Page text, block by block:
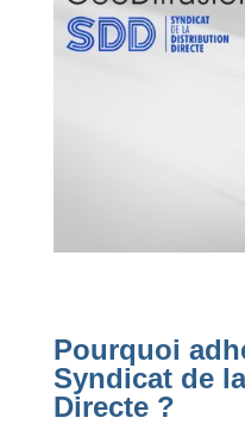
Pourquoi
Syndicat de
Directe ?